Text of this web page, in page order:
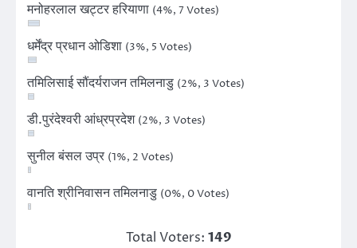
मनोहरलाल खट्टर हरियाणा (4%, 7 Votes)
धर्मेंद्र प्रधान ओडिशा (3%, 5 Votes)
तमिलिसाई सौंदर्यराजन तमिलनाडु (2%, 3 Votes)
डी.पुरंदेश्वरी आंध्रप्रदेश (2%, 3 Votes)
सुनील बंसल उप्र (1%, 2 Votes)
वानति श्रीनिवासन तमिलनाडु (0%, 0 Votes)
Total Voters: 149